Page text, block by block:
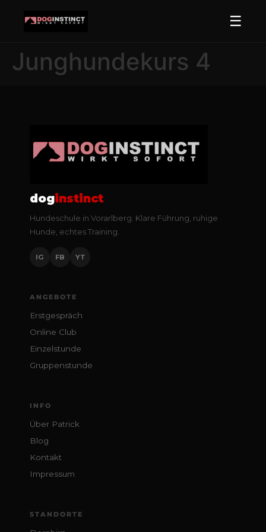
☰
Junghundekurs 4
doginstinct
Hundeschule in Vorarlberg. Klare Führung, ruhige
Hunde, echtes Training.
IG FB YT
ANGEBOTE
Erstgespräch
Online Club
Einzelstunde
Gruppenstunde
INFO
Über Patrick
Blog
Kontakt
Impressum
STANDORTE